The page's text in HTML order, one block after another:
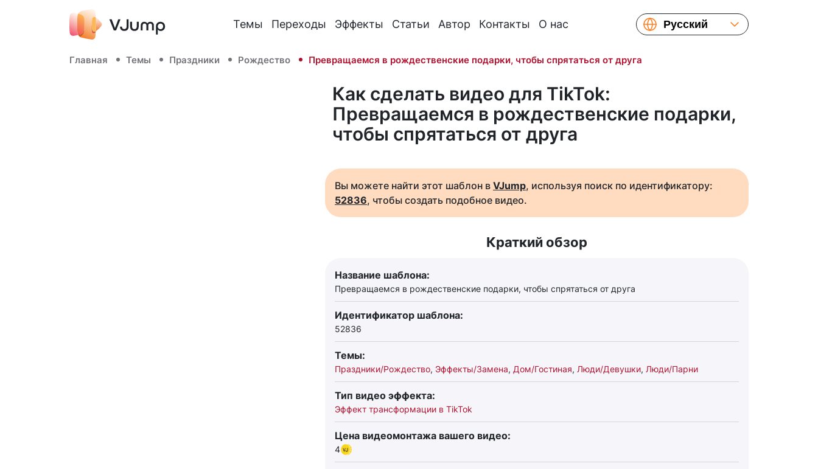
Темы Переходы Эффекты Статьи Автор Контакты О нас
Русский
繁體中文
Главная Темы Праздники Рождество Превращаемся в рождественские подарки, чтобы спрятаться от друга
Как сделать видео для TikTok:
Превращаемся в рождественские подарки,
чтобы спрятаться от друга
Вы можете найти этот шаблон в VJump, используя поиск по идентификатору:
52836, чтобы создать подобное видео.
Краткий обзор
Название шаблона:
Превращаемся в рождественские подарки, чтобы спрятаться от друга
Идентификатор шаблона:
52836
Темы:
Праздники/Рождество, Эффекты/Замена, Дом/Гостиная, Люди/Девушки, Люди/Парни
Тип видео эффекта:
Эффект трансформации в TikTok
Цена видеомонтажа вашего видео:
4